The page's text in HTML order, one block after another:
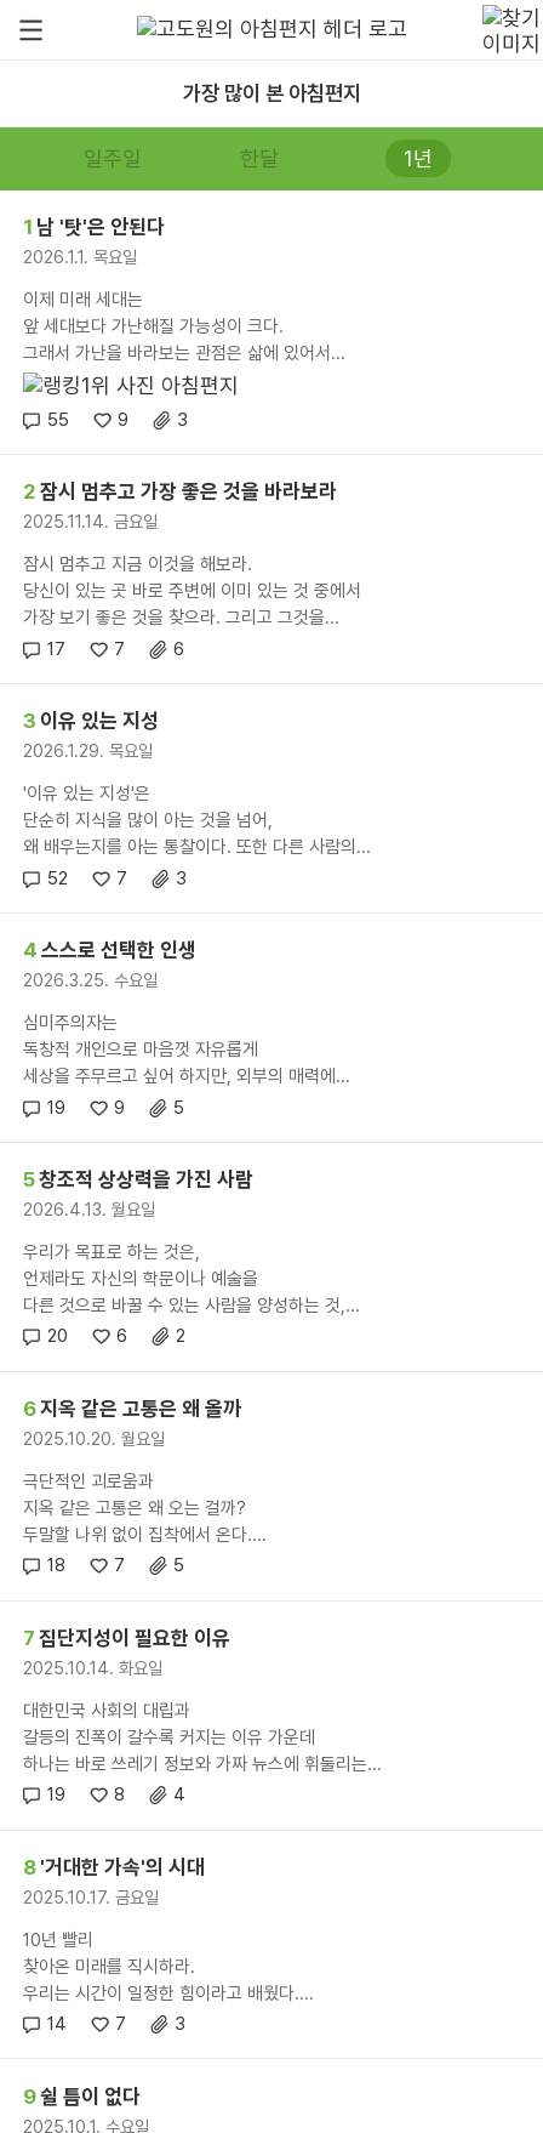
가장 많이 본 아침편지
일주일 한달 1년
1 남 '탓'은 안된다
2026.1.1. 목요일
이제 미래 세대는
앞 세대보다 가난해질 가능성이 크다.
그래서 가난을 바라보는 관점은 삶에 있어서...
55 9 3
2 잠시 멈추고 가장 좋은 것을 바라보라
2025.11.14. 금요일
잠시 멈추고 지금 이것을 해보라.
당신이 있는 곳 바로 주변에 이미 있는 것 중에서
가장 보기 좋은 것을 찾으라. 그리고 그것을...
17
7 6
3 이유 있는 지성
2026.1.29. 목요일
'이유 있는 지성'은
단순히 지식을 많이 아는 것을 넘어,
왜 배우는지를 아는 통찰이다. 또한 다른 사람의...
52
7 3
4 스스로 선택한 인생
2026.3.25. 수요일
심미주의자는
독창적 개인으로 마음껏 자유롭게
세상을 주무르고 싶어 하지만, 외부의 매력에...
19
9 5
5창조적 상상력을 가진 사람
2026.4.13. 월요일
우리가 목표로 하는 것은,
언제라도 자신의 학문이나 예술을
다른 것으로 바꿀 수 있는 사람을 양성하는 것,...
20
6 2
6지옥 같은 고통은 왜 올까
2025.10.20. 월요일
극단적인 괴로움과
지옥 같은 고통은 왜 오는 걸까?
두말할 나위 없이 집착에서 온다....
18
7 5
7 집단지성이 필요한 이유
2025.10.14. 화요일
대한민국 사회의 대립과
갈등의 진폭이 갈수록 커지는 이유 가운데
하나는 바로 쓰레기 정보와 가짜 뉴스에 휘둘리는...
19
8 4
8 '거대한 가속'의 시대
2025.10.17. 금요일
10년 빨리
찾아온 미래를 직시하라.
우리는 시간이 일정한 힘이라고 배웠다....
14
7 3
9쉴 틈이 없다
2025.10.1. 수요일